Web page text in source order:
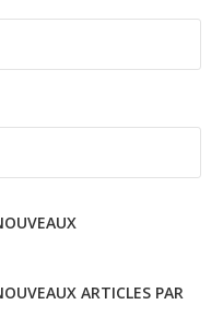
ARTICLES PAR